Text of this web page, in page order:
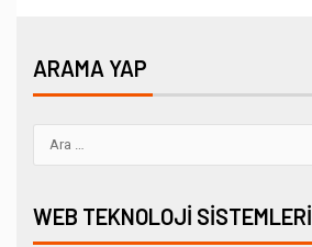
ARAMA YAP
WEB TEKNOLOJI SISTEMLERI